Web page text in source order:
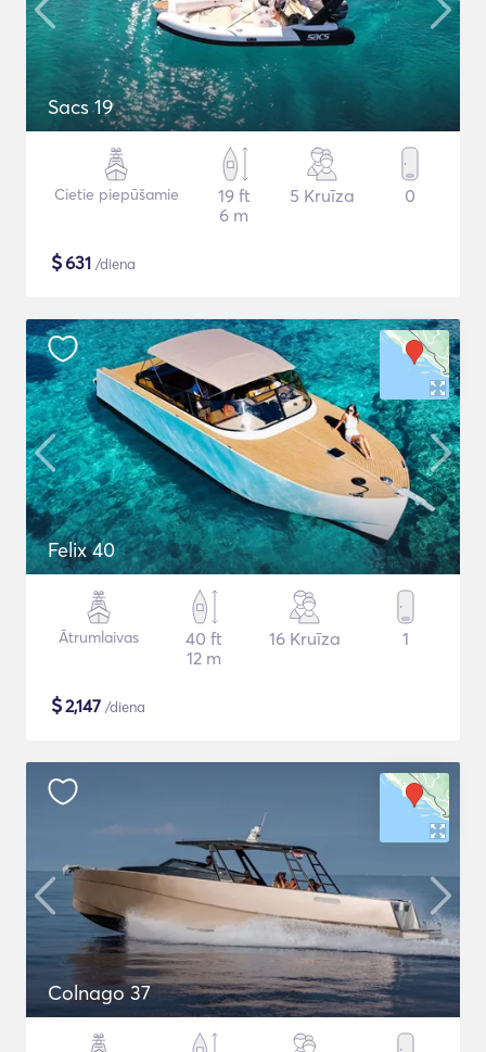
Sacs 19
Cietie piepūšamie
19 ft
6 m
5 Kruīza 0
$631 /diena
Felix 40
Ātrumlaivas
40 ft
12 m
16 Kruīza 1
$2,147 /diena
Colnago 37